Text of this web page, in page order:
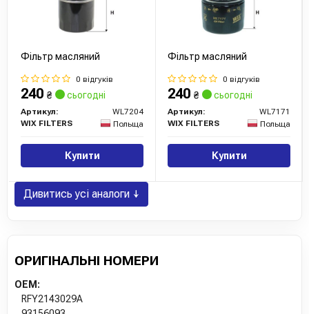
Фільтр масляний
0 відгуків
240 ₴ сьогодні
Артикул:
WL7204
WIX FILTERS
Польща
Купити
Фільтр масляний
0 відгуків
240 ₴ сьогодні
Артикул:
WL7171
WIX FILTERS
Польща
Купити
Дивитись усі аналоги ↓
ОРИГІНАЛЬНІ НОМЕРИ
OEM:
RFY2143029A